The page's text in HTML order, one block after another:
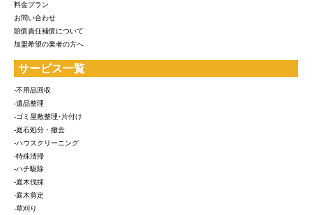
料金プラン
お問い合わせ
賠償責任補償について
加盟希望の業者の方へ
サービス一覧
-不用品回収
-遺品整理
-ゴミ屋敷整理･片付け
-庭石処分・撤去
-ハウスクリーニング
-特殊清掃
-ハチ駆除
-庭木伐採
-庭木剪定
-草刈り